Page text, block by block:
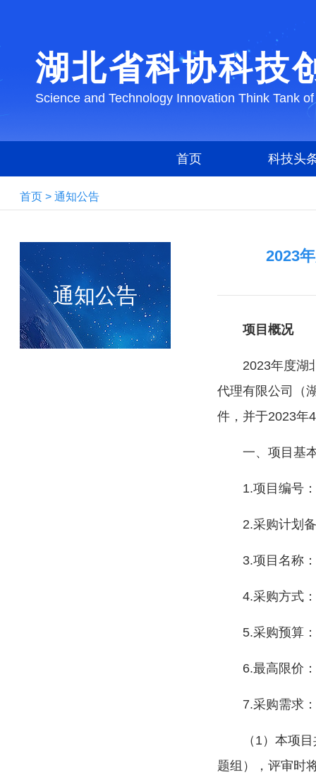
湖北省科协科技
Science and Technology Innovation Think Tank
首页 科技头
首页 > 通知公告
通知公告
2023
项目概况
2023年度湖
代理有限公司（
件，并于2023年
一、项目基
1.项目编号
2.采购计划
3.项目名称
4.采购方式
5.采购预算
6.最高限价
7.采购需求：
（1）本项
题组），评审时